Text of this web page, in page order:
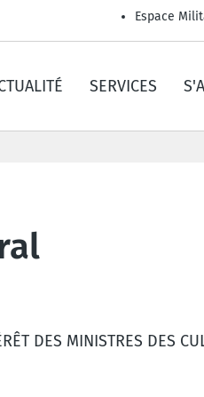
Espace
SERVICES
DES MINISTRES DES